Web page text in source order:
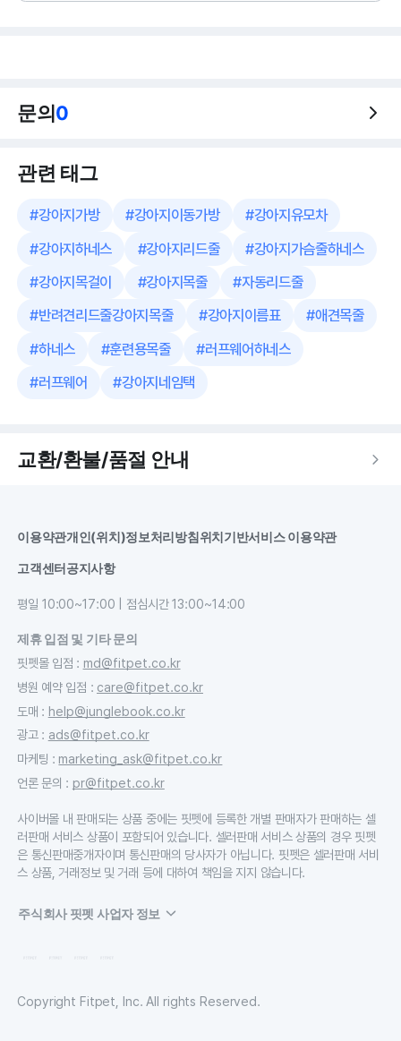
문의0
관련 태그
#강아지가방 #강아지이동가방 #강아지유모차
#강아지하네스 #강아지리드줄 #강아지가슴줄하네스
#강아지목걸이 #강아지목줄 #자동리드줄
#반려견리드줄강아지목줄 #강아지이름표 #애견목줄
#하네스 #훈련용목줄 #러프웨어하네스
#러프웨어 #강아지네임택
교환/환불/품절 안내
이용약관개인(위치)정보처리방침위치기반서비스 이용약관
고객센터공지사항
평일 10:00~17:00 | 점심시간 13:00~14:00
제휴 입점 및 기타 문의
핏펫몰 입점 : md@fitpet.co.kr
병원 예약 입점 : care@fitpet.co.kr
도매 : help@junglebook.co.kr
광고: ads@fitpet.co.kr
마케팅 : marketing_ask@fitpet.co.kr
언론 문의 : pr@fitpet.co.kr
사이버몰 내 판매되는 상품 중에는 핏펫에 등록한 개별 판매자가 판매하는 셀
러판매 서비스 상품이 포함되어 있습니다. 셀러판매 서비스 상품의 경우 핏펫
은 통신판매중개자이며 통신판매의 당사자가 아닙니다. 핏펫은 셀러판매 서비
스 상품, 거래정보 및 거래 등에 대하여 책임을 지지 않습니다.
주식회사 핏펫 사업자 정보
Copyright Fitpet, Inc. All rights Reserved.